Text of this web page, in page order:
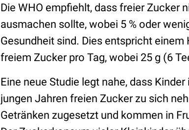
Die WHO empfiehlt, dass freier Zucker
ausmachen sollte, wobei 5 % oder
Gesundheit sind. Dies entspricht
freiem Zucker pro Tag, wobei 25 g (6
Eine neue Studie legt nahe, dass
jungen Jahren freien Zucker zu sich
Getränken zugesetzt und kommen in